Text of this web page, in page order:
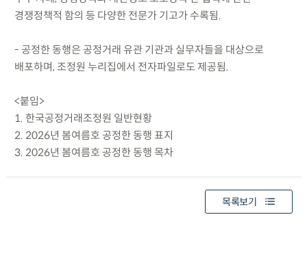
경쟁정책적 함의 등 다양한 전문가 기고가 수록됨.
- 공정한 동행은 공정거래 유관 기관과 실무자들을 대상으로
배포하며, 조정원 누리집에서 전자파일로도 제공됨.
<붙임>
1. 한국공정거래조정원 일반현황
2. 2026년 봄여름호 공정한 동행 표지
3. 2026년 봄여름호 공정한 동행 목차
목록보기